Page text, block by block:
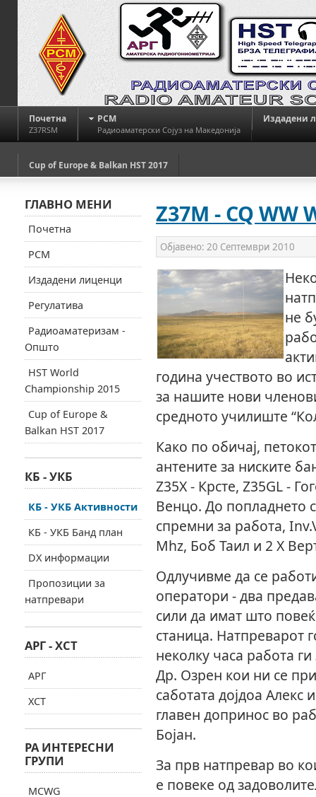
Почетна
Z37RSM
РСМ
Радиоаматерски Сојуз на Македонија
Издадени
Cup of Europe & Balkan HST 2017
Z37M - CQ WW
Објавено: 20 Септември 2010
не
година учеството во
за нашите нови
средното училиште
Како по обичај,
антените за ниските
Z35X - Крсте, Z35GL -
Венцо. До попладнето
спремни за работа,
Mhz, Боб Таил и 2 X
Одлучивме да се
оператори - два
сили да имат што
станица. Натпреварот
неколку часа работа
Др. Озрен кои ни се
саботата дојдоа Алекс
главен допринос во
Бојан.
За прв натпревар во
е повеке од
ГЛАВНО МЕНИ
Почетна
РСМ
Издадени лиценци
Регулатива
Радиоаматеризам -
Општо
HST World
Championship 2015
Cup of Europe &
Balkan HST 2017
КБ - УКБ
КБ - УКБ Активности
КБ - УКБ Банд план
DX информации
Пропозиции за
натпревари
АРГ - ХСТ
АРГ
ХСТ
РА ИНТЕРЕСНИ
ГРУПИ
MCWG